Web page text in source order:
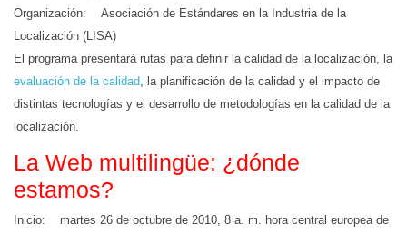
Organización: Asociación de Estándares en la Industria de la
Localización (LISA)
El programa presentará rutas para definir la calidad de la localización, la
evaluación de la calidad, la planificación de la calidad y el impacto de
distintas tecnologías y el desarrollo de metodologías en la calidad de la
localización.
La Web multilingüe: ¿dónde
estamos?
Inicio: martes 26 de octubre de 2010, 8 a. m. hora central europea de